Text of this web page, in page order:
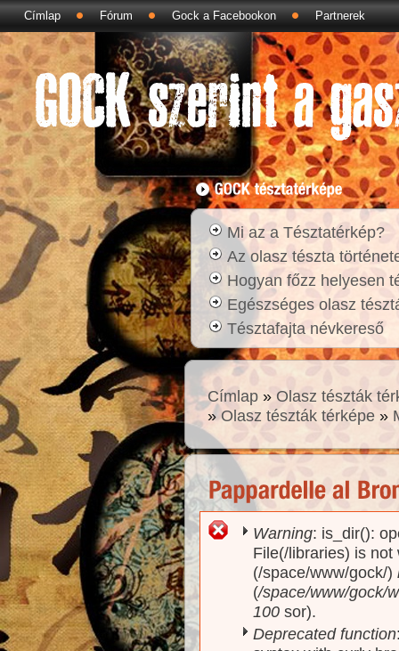
Címlap Fórum Gock a Facebookon Partnerek
Mi az a Tésztatérkép?
Az olasz tészta
Hogyan főzz helyesen
Egészséges olasz
Tésztafajta névkereső
Címlap »Olasz tészták
»Olasz tészták térképe »
Hibaüzenet
Warning: is_dir():
File(/libraries) is
(/space/www/gock/)
(/space/www/gock/
100 sor).
Deprecated function